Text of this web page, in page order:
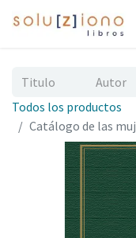
Todos los productos
Catálogo de las